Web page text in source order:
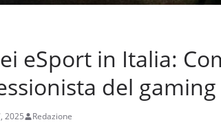
eSport in Italia:
del gaming
2025 Redazione